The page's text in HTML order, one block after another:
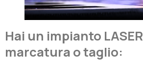
Hai un impianto
marcatura o taglio: